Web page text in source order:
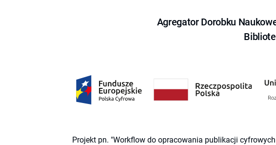
Agregator Dorobku
Projekt pn. "Workflow do opracowania publikacji